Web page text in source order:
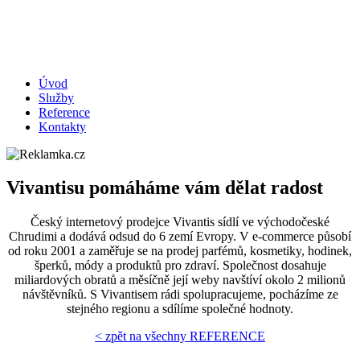
Úvod
Služby
Reference
Kontakty
Vivantisu pomáháme vám dělat radost
Český internetový prodejce Vivantis sídlí ve východočeské
Chrudimi a dodává odsud do 6 zemí Evropy. V e-commerce působí
od roku 2001 a zaměřuje se na prodej parfémů, kosmetiky, hodinek,
šperků, módy a produktů pro zdraví. Společnost dosahuje
miliardových obratů a měsíčně její weby navštíví okolo 2 milionů
návštěvníků. S Vivantisem rádi spolupracujeme, pocházíme ze
stejného regionu a sdílíme společné hodnoty.
< zpět na všechny REFERENCE